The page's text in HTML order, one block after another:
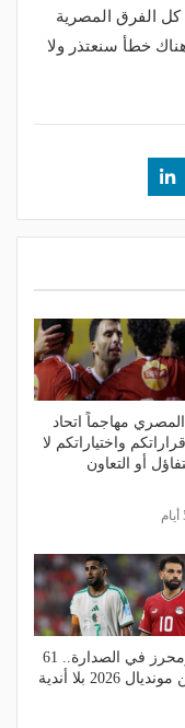
كل الفرق المصرية
خطأ سنعتذر ولا
المصري مهاجماً اتحاد
واختياراتكم لا
أو التعاون
صلاح ومحرز في الصدارة.. 61
2026 بلا أندية